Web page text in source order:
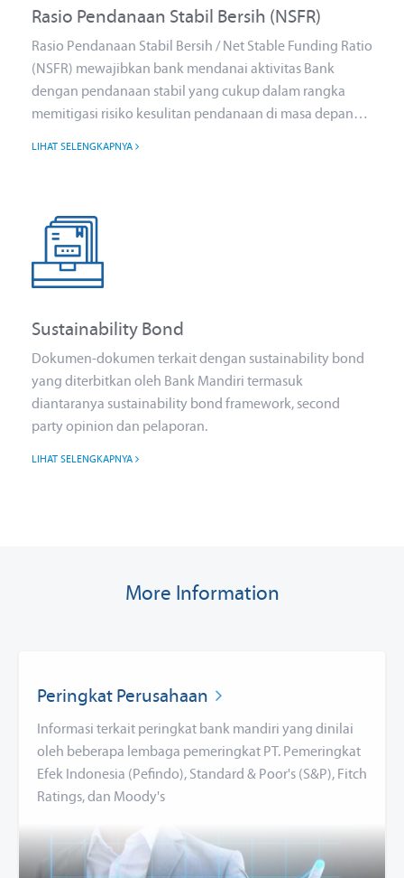
Rasio Pendanaan Stabil Bersih (NSFR)
Rasio Pendanaan Stabil Bersih / Net Stable Funding Ratio
(NSFR) mewajibkan bank mendanai aktivitas Bank
dengan pendanaan stabil yang cukup dalam rangka
memitigasi risiko kesulitan pendanaan di masa depan
LIHAT SELENGKAPNYA
Sustainability Bond
Dokumen-dokumen terkait dengan sustainability bond
yang diterbitkan oleh Bank Mandiri termasuk
diantaranya sustainability bond framework, second
party opinion dan pelaporan.
LIHAT SELENGKAPNYA
More Information
Peringkat Perusahaan
Informasi terkait peringkat bank mandiri yang dinilai
oleh beberapa lembaga pemeringkat PT. Pemeringkat
Efek Indonesia (Pefindo), Standard & Poor's (S&P), Fitch
Ratings, dan Moody's